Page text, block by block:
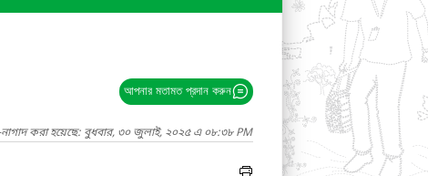
আপনার মতামত প্রদান করুন
নাগাদ করা হয়েছে: বুধবার, ৩০ জুলাই, ২০২৫ এ ০৮:৩৮ PM